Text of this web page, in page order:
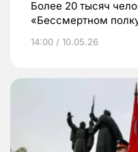
Более 20 тысяч
«Бессмертном
14:00 / 10.05.26